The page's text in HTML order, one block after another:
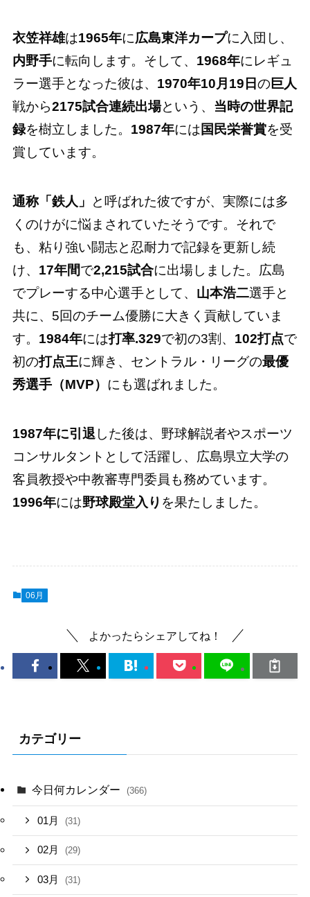
衣笠祥雄は1965年に広島東洋カープに入団し、
内野手に転向します。そして、 1968年にレギュ
ラー選手となった彼は、 1970年10月19日の巨人
戦から2175試合連続出場という、 当時の世界記
録を樹立しました。 1987年には国民栄誉賞を受
賞しています。
通称「鉄人」
と呼ばれた彼ですが、実際には多
くのけがに悩まされていたそうです。それで
も、粘り強い闘志と忍耐力で記録を更新し続
け、 17年間で2,215試合に出場しました。広島
でプレーする中心選手として、 山本浩二選手と
共に、5回のチーム優勝に大きく貢献していま
す。 1984年には打率.329で初の3割、 102打点で
初の打点王に輝き、セントラル・リーグの最優
秀選手（MVP） にも選ばれました。
1987年に引退 した後は、野球解説者やスポーツ
コンサルタントとして活躍し、広島県立大学の
客員教授や中教審専門委員も務めています。
1996年には野球殿堂入り を果たしました。
06月
よかったらシェアしてね！
カテゴリー
今日何カレンダー (366)
01月 (31)
02月 (29)
03月 (31)